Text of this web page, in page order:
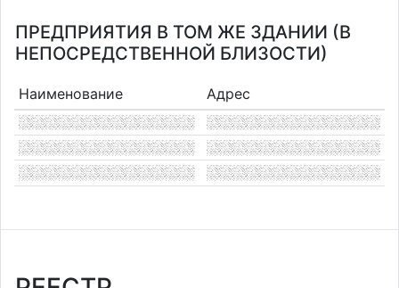
ПРЕДПРИЯТИЯ В ТОМ ЖЕ ЗДАНИИ (В
НЕПОСРЕДСТВЕННОЙ БЛИЗОСТИ)
Наименование Адрес